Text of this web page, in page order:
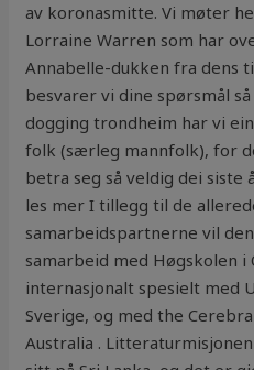
av koronasmitte. Vi møter
Lorraine Warren som har
Annabelle-dukken fra dens
besvarer vi dine spørsmål
dogging trondheim har vi
folk (særleg mannfolk), for
betra seg så veldig dei siste
les mer I tillegg til de
samarbeidspartnerne vil
samarbeid med Høgskolen i
internasjonalt spesielt med
Sverige, og med the
Australia .